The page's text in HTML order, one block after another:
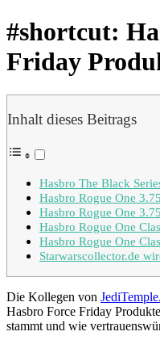
#shortcut:
Friday
Inhalt dieses Beitrags
Hasbro The Black
Hasbro Rogue One
Hasbro Rogue One
Hasbro Rogue One
Hasbro Rogue One
Starwarscollector.de
Die Kollegen von
Hasbro Force Friday
stammt und wie